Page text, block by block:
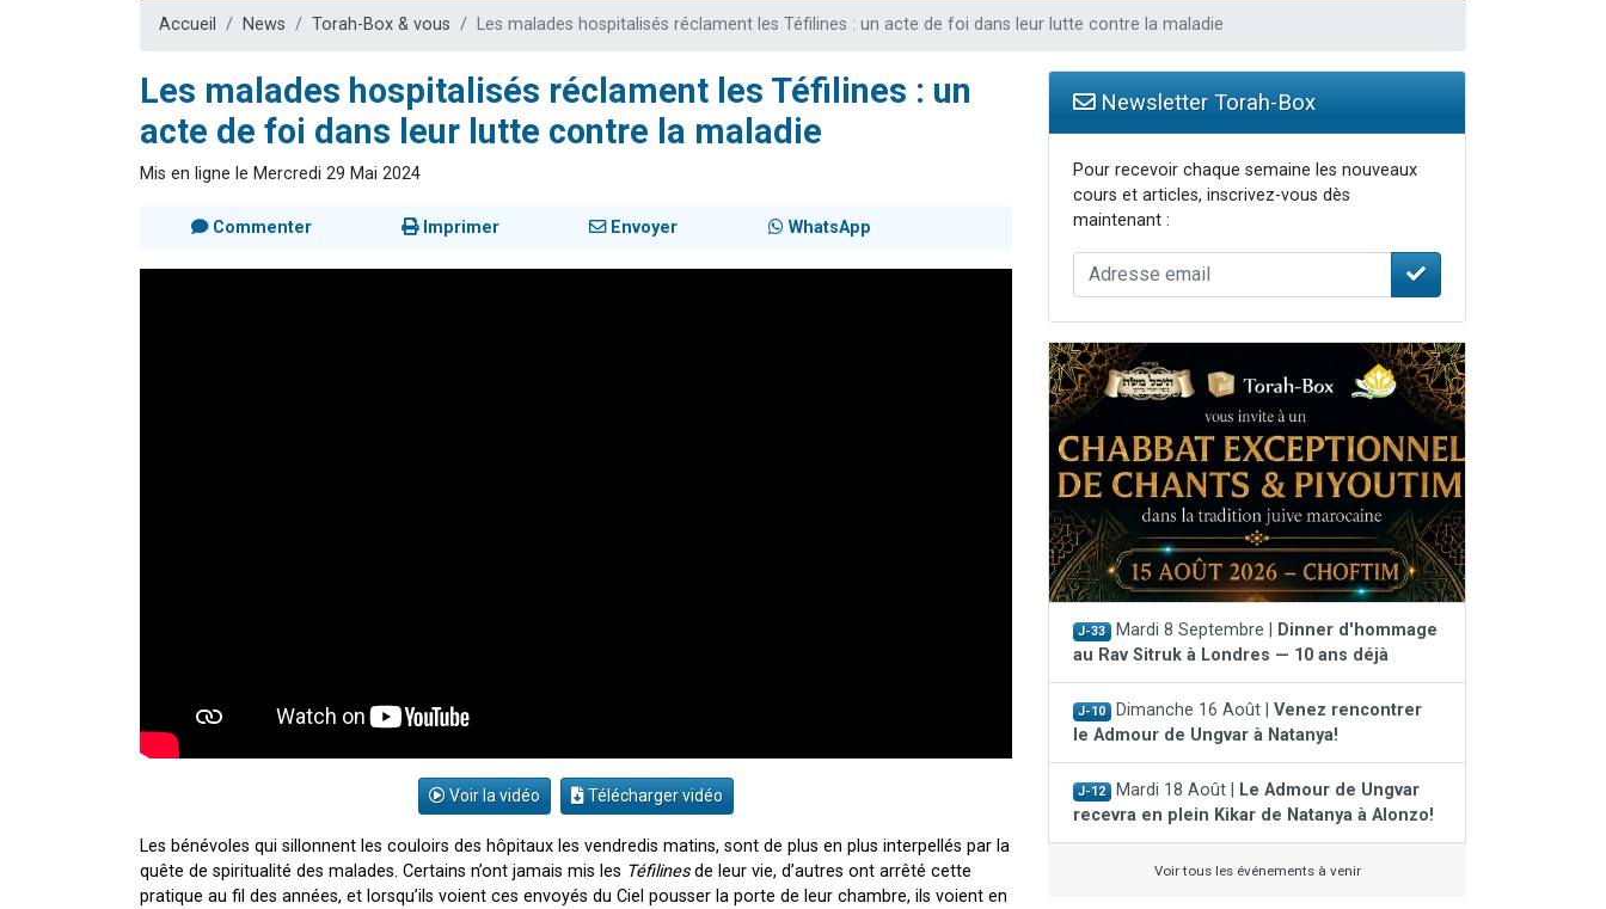
Accueil News Torah-Box & vous Les malades hospitalisés réclament les Téfilines : un acte de foi dans leur lutte contre la maladie
Les malades hospitalisés réclament les Téfilines : un
acte de foi dans leur lutte contre la maladie
Mis en ligne le Mercredi 29 Mai 2024
Commenter Imprimer Envoyer WhatsApp
Voir la vidéo Télécharger vidéo
Les bénévoles qui sillonnent les couloirs des hôpitaux les vendredis matins, sont de plus en plus interpellés par la
quête de spiritualité des malades. Certains n’ont jamais mis les Téfilinesde leur vie, d’autres ont arrêté cette
pratique au fil des années, et lorsqu’ils voient ces envoyés du Ciel pousser la porte de leur chambre, ils voient en
Newsletter Torah-Box
Pour recevoir chaque semaine les nouveaux
cours et articles, inscrivez-vous dès
maintenant :
J-33 Mardi 8 Septembre |
Dinner d'hommage
au Rav Sitruk à Londres — 10 ans déjà
J-10 Dimanche 16 Août | Venez rencontrer
le Admour de Ungvar à Natanya!
J-12 Mardi 18 Août |
Le Admour de Ungvar
recevra en plein Kikar de Natanya à Alonzo!
Voir tous les événements à venir